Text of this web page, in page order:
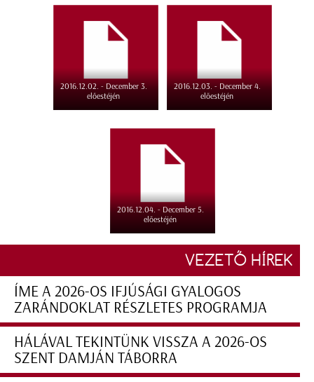
2016.12.02. - December 3.
előestéjén
2016.12.03. - December 4.
előestéjén
2016.12.04. - December 5.
előestéjén
VEZETŐ HÍREK
ÍME A 2026-OS IFJÚSÁGI GYALOGOS
ZARÁNDOKLAT RÉSZLETES PROGRAMJA
HÁLÁVAL TEKINTÜNK VISSZA A 2026-OS
SZENT DAMJÁN TÁBORRA